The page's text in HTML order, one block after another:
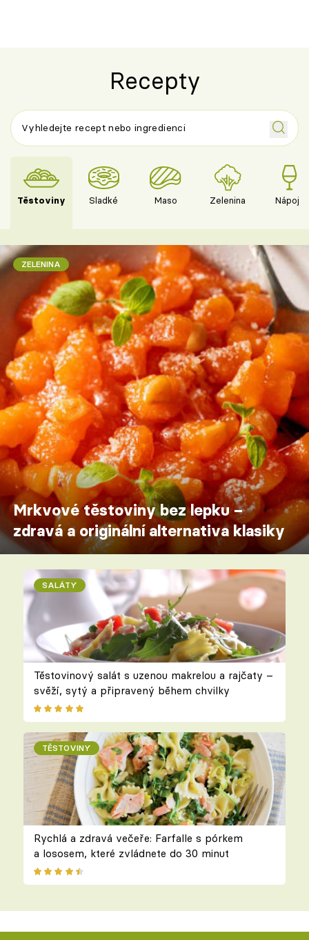
Recepty
Těstoviny Sladké Maso Zelenina Nápoje
ZELENINA
Mrkvové těstoviny bez lepku –
zdravá a originální alternativa klasiky
SALÁTY
Těstovinový salát s uzenou makrelou a rajčaty –
svěží, sytý a připravený během chvilky
TĚSTOVINY
Rychlá a zdravá večeře: Farfalle s pórkem
a lososem, které zvládnete do 30 minut